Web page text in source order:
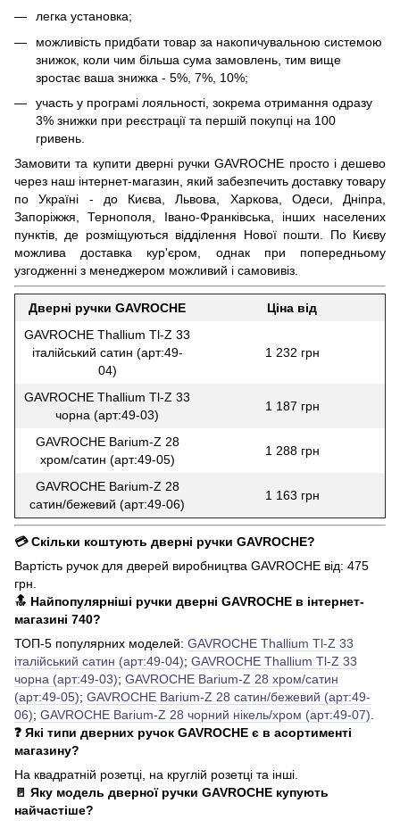
легка установка;
можливість придбати товар за накопичувальною системою
знижок, коли чим більша сума замовлень, тим вище
зростає ваша знижка - 5%, 7%, 10%;
участь у програмі лояльності, зокрема отримання одразу
3% знижки при реєстрації та першій покупці на 100
гривень.
Замовити та купити дверні ручки GAVROCHE просто і дешево
через наш інтернет-магазин, який забезпечить доставку товару
по Україні - до Києва, Львова, Харкова, Одеси, Дніпра,
Запоріжжя, Тернополя, Івано-Франківська, інших населених
пунктів, де розміщуються відділення Нової пошти. По Києву
можлива доставка кур'єром, однак при попередньому
узгодженні з менеджером можливий і самовивіз.
Дверні ручки GAVROCHE
Ціна від
GAVROCHE Thallium Tl-Z 33
італійський сатин (арт:49-
04)
1 232 грн
GAVROCHE Thallium Tl-Z 33
чорна (арт:49-03)
1 187 грн
GAVROCHE Barium-Z 28
хром/сатин (арт:49-05)
1 288 грн
GAVROCHE Barium-Z 28
сатин/бежевий (арт:49-06)
1 163 грн
💳 Скільки коштують дверні ручки GAVROCHE?
Вартість ручок для дверей виробництва GAVROCHE від: 475
грн.
🔝 Найпопулярніші ручки дверні GAVROCHE в інтернет-
магазині 740?
ТОП-5 популярних моделей: GAVROCHE Thallium Tl-Z 33
італійський сатин (арт:49-04); GAVROCHE Thallium Tl-Z 33
чорна (арт:49-03); GAVROCHE Barium-Z 28 хром/сатин
(арт:49-05); GAVROCHE Barium-Z 28 сатин/бежевий (арт:49-
06); GAVROCHE Barium-Z 28 чорний нікель/хром (арт:49-07).
❓ Які типи дверних ручок GAVROCHE є в асортименті
магазину?
На квадратній розетці, на круглій розетці та інші.
🚪 Яку модель дверної ручки GAVROCHE купують
найчастіше?